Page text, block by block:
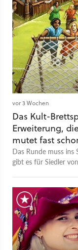
vor 3 Wochen
Das Kult-
Erweiterung,
mutet fast
Das Runde muss ins
gibt es für Siedler